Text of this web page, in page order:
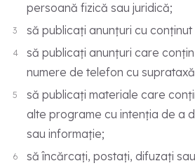
persoană fizică sau juridică;
să publicați anunțuri cu conținut
să publicați anunțuri care
numere de telefon cu
să publicați materiale care
alte programe cu intenția de a
sau informație;
să încărcați, postați, difuzați